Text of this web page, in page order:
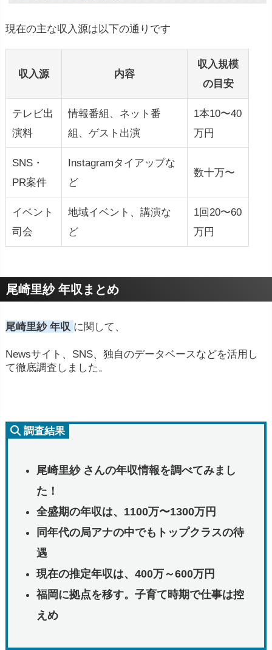
現在の主な収入源は以下の通りです
収入源 内容
収入規模
の目安
テレビ出
演料
情報番組、ネット番
組、ゲスト出演
1本10〜40
万円
SNS・
PR案件
Instagramタイアップな
ど
数十万〜
イベント
司会
地域イベント、講演な
ど
1回20〜60
万円
尾崎里紗 年収まとめ
尾崎里紗 年収 に関して、
Newsサイト、SNS、独自のデータベースなどを活用し
て徹底調査しました。
調査結果
尾崎里紗 さんの年収情報を調べてみまし
た！
全盛期の年収は、1100万〜1300万円
同年代の局アナの中でもトップクラスの待
遇
現在の推定年収は、400万～600万円
福岡に拠点を移す。子育て時期で仕事は控
えめ